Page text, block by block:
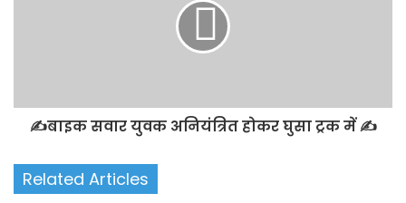
✍️बाइक सवार युवक अनियंत्रित होकर घुसा ट्रक में ✍️
Related Articles